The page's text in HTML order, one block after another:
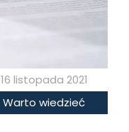
16 listopada 2021
Warto wiedzieć